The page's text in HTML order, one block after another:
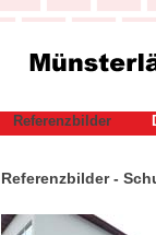
Referenzbilder
Referenzbilder -